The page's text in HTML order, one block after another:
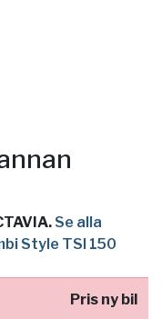
Se alla
Style TSI 150
Pris ny bil